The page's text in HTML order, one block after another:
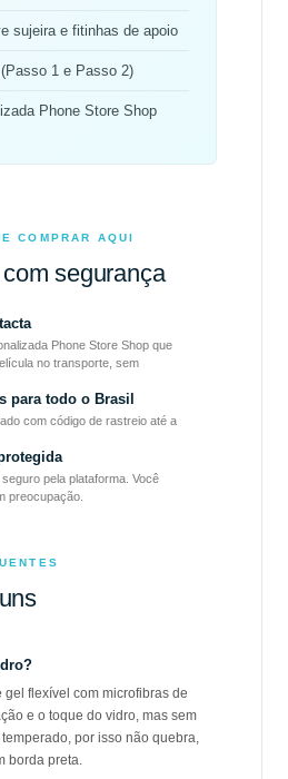
sujeira e fitinhas de apoio
1 e Passo 2)
Phone Store Shop
COMPRAR AQUI
segurança
Phone Store Shop que
no transporte, sem
para todo o Brasil
com código de rastreio até a
seguro pela plataforma. Você
preocupação.
gel flexível com microfibras de
e o toque do vidro, mas sem
por isso não quebra,
borda preta.